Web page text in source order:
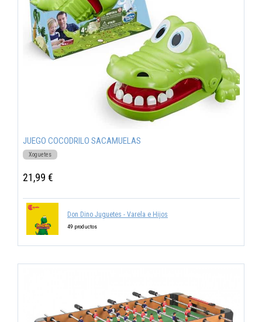
JUEGO COCODRILO SACAMUELAS
Xoguetes
21,99 €
Don Dino Juguetes - Varela e Hijos
49 productos